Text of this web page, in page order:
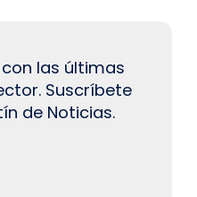
las últimas
Suscríbete
de Noticias.